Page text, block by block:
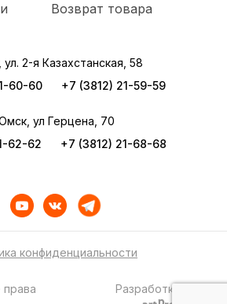
Возврат товара
ул. 2-я Казахстанская, 58
60-60
+7 (3812) 21-59-59
ул Герцена, 70
62-62
+7 (3812) 21-68-68
конфиденциальности
Разработка сайта